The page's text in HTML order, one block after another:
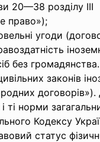
20—38 розділу III
право»);
угоди
без громадянства.
законів
договорів»).
ті норми
Кодексу
статус